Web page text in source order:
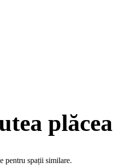
plăcea
pentru spații similare.